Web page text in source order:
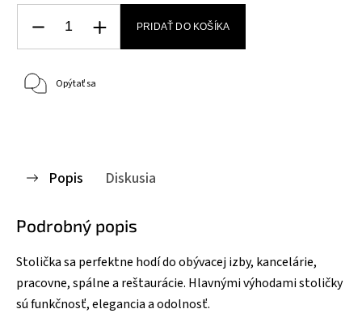
PRIDAŤ DO KOŠÍKA
Opýtať sa
Popis Diskusia
Podrobný popis
Stolička sa perfektne hodí do obývacej izby, kancelárie,
pracovne, spálne a reštaurácie. Hlavnými výhodami stoličky
sú funkčnosť, elegancia a odolnosť.